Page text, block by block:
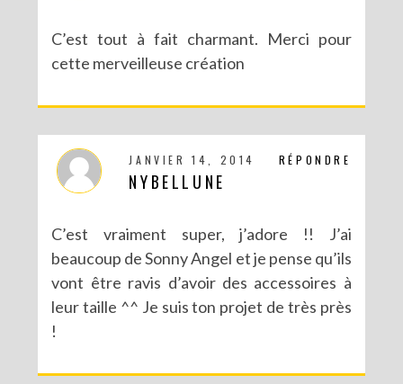
C’est tout à fait charmant. Merci pour
cette merveilleuse création
RÉPONDRE
JANVIER 14, 2014
NYBELLUNE
C’est vraiment super, j’adore !! J’ai
beaucoup de Sonny Angel et je pense qu’ils
vont être ravis d’avoir des accessoires à
leur taille ^^ Je suis ton projet de très près
!